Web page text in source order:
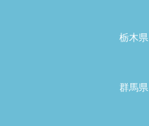
栃木県
群馬県